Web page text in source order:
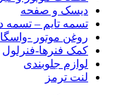
دیسک و صفحه
تسمه تایم – تسمه
روغن موتور -
کمک فنرها-فنرلول
لوازم جلوبندی
لنت ترمز